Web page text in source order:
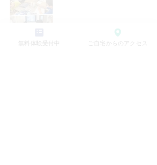
無料体験受付中 ご自宅からのアクセス